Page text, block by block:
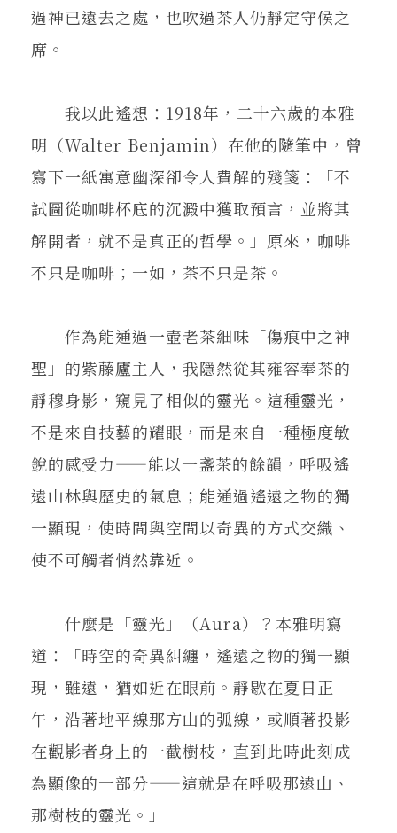
過神已遠去之處，也吹過茶人仍靜定守候之
席。
我以此遙想：1918年，二十六歲的本雅
明（Walter Benjamin）在他的隨筆中，曾
寫下一紙寓意幽深卻令人費解的殘箋：「不
試圖從咖啡杯底的沉澱中獲取預言，並將其
解開者，就不是真正的哲學。」原來，咖啡
不只是咖啡；一如，茶不只是茶。
作為能通過一壺老茶細味「傷痕中之神
聖」的紫藤廬主人，我隱然從其雍容奉茶的
靜穆身影，窺見了相似的靈光。這種靈光，
不是來自技藝的耀眼，而是來自一種極度敏
銳的感受力——能以一盞茶的餘韻，呼吸遙
遠山林與歷史的氣息；能通過遙遠之物的獨
一顯現，使時間與空間以奇異的方式交織、
使不可觸者悄然靠近。
什麼是「靈光」（Aura）？本雅明寫
道：「時空的奇異糾纏，遙遠之物的獨一顯
現，雖遠，猶如近在眼前。靜歇在夏日正
午，沿著地平線那方山的弧線，或順著投影
在觀影者身上的一截樹枝，直到此時此刻成
為顯像的一部分——這就是在呼吸那遠山、
那樹枝的靈光。」